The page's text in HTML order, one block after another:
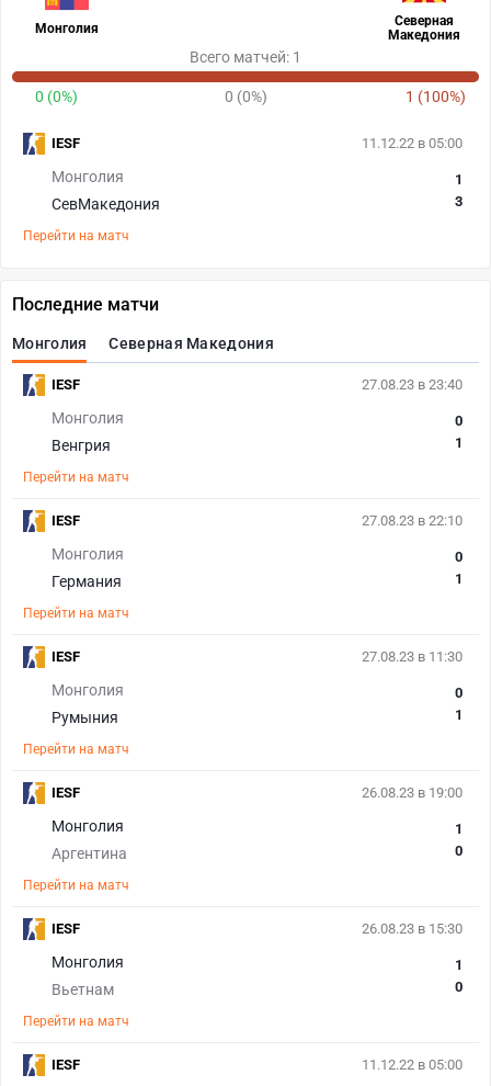
Монголия
Северная
Македония
Всего матчей: 1
0 (0%) 0 (0%) 1 (100%)
11.12.22 в 05:00
Монголия
СевМакедония
1
3
Перейти на матч
IESF
Последние матчи
Монголия Северная Македония
27.08.23 в 23:40
Монголия
Венгрия
0
1
Перейти на матч
IESF
27.08.23 в 22:10
Монголия
Германия
0
1
Перейти на матч
IESF
27.08.23 в 11:30
Монголия
Румыния
0
1
Перейти на матч
IESF
26.08.23 в 19:00
Монголия
Аргентина
1
0
Перейти на матч
IESF
26.08.23 в 15:30
Монголия
Вьетнам
1
0
Перейти на матч
IESF
11.12.22 в 05:00
IESF